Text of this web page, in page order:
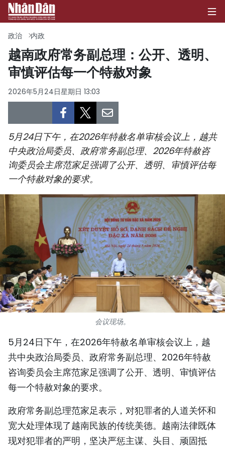
首页
政治
经济
社会
环保
体育
国际
旅游
友谊桥梁
史海
图表新闻
图库
视频
人民报社简介
政治 内政
越南政府常务副总理：公开、透明、
审慎评估每一个特赦对象
2026年5月24日星期日 13:03
5月24日下午，在2026年特赦名单审核会议上，越共
中央政治局委员、政府常务副总理、2026年特赦咨
询委员会主席范家足强调了公开、透明、审慎评估每
一个特赦对象的要求。
会议现场。
5月24日下午，在2026年特赦名单审核会议上，越
共中央政治局委员、政府常务副总理、2026年特赦
咨询委员会主席范家足强调了公开、透明、审慎评估
每一个特赦对象的要求。
政府常务副总理范家足表示，对犯罪者的人道关怀和
宽大处理体现了越南民族的传统美德。越南法律既体
现对犯罪者的严明，坚决严惩主谋、头目、顽固抵